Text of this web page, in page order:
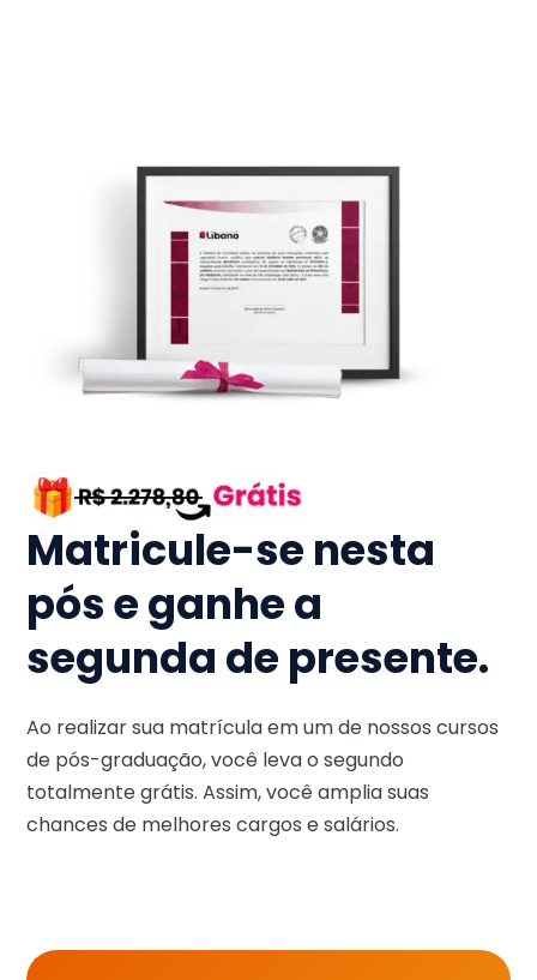
Matricule-se nesta
pós e ganhe a
segunda de presente.
Ao realizar sua matrícula em um de nossos cursos
de pós-graduação, você leva o segundo
totalmente grátis. Assim, você amplia suas
chances de melhores cargos e salários.